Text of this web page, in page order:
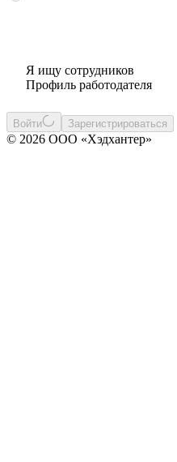
Я ищу сотрудников
Профиль работодателя
Войти Зарегистрироваться
© 2026 ООО «Хэдхантер»